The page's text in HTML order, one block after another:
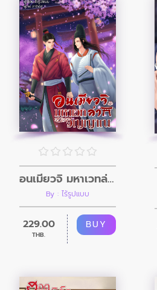
อนเมียวจิ มหาเวทล่าวิญญาณ
By : ไร้รูปแบบ
229.00
THB.
BUY